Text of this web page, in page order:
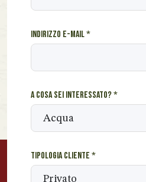
Indirizzo e-mail*
A cosa sei interessato?*
Tipologia cliente *